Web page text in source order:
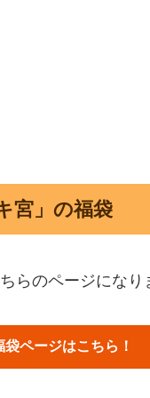
宮」の福袋
らのページになり
ページはこちら！